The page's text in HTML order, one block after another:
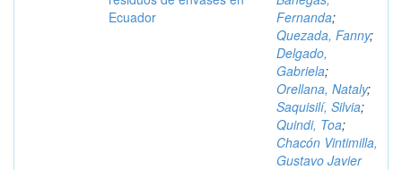
Ecuador
Fernanda;
Quezada, Fanny;
Delgado,
Gabriela;
Orellana, Nataly;
Saquisilí, Silvia;
Quindi, Toa;
Chacón Vintimilla,
Gustavo Javier